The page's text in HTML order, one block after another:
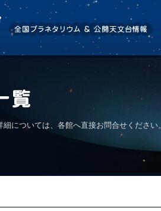
細については、各館へ直接お問合せくださ